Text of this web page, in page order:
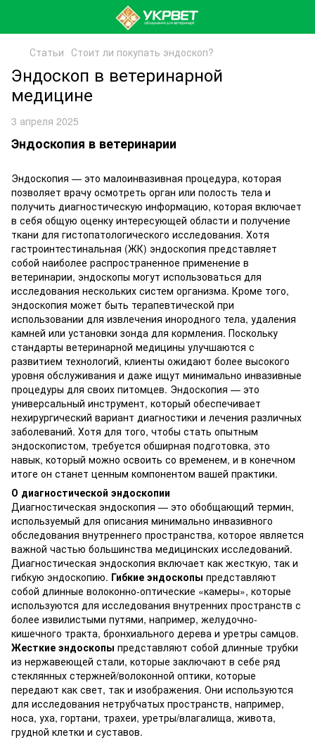
Статьи Стоит ли покупать эндоскоп?
Эндоскоп в ветеринарной
медицине
3 апреля 2025
Эндоскопия в ветеринарии
Эндоскопия — это малоинвазивная процедура, которая
позволяет врачу осмотреть орган или полость тела и
получить диагностическую информацию, которая включает
в себя общую оценку интересующей области и получение
ткани для гистопатологического исследования. Хотя
гастроинтестинальная (ЖК) эндоскопия представляет
собой наиболее распространенное применение в
ветеринарии, эндоскопы могут использоваться для
исследования нескольких систем организма. Кроме того,
эндоскопия может быть терапевтической при
использовании для извлечения инородного тела, удаления
камней или установки зонда для кормления. Поскольку
стандарты ветеринарной медицины улучшаются с
развитием технологий, клиенты ожидают более высокого
уровня обслуживания и даже ищут минимально инвазивные
процедуры для своих питомцев. Эндоскопия — это
универсальный инструмент, который обеспечивает
нехирургический вариант диагностики и лечения различных
заболеваний. Хотя для того, чтобы стать опытным
эндоскопистом, требуется обширная подготовка, это
навык, который можно освоить со временем, и в конечном
итоге он станет ценным компонентом вашей практики.
О диагностической эндоскопии
Диагностическая эндоскопия — это обобщающий термин,
используемый для описания минимально инвазивного
обследования внутреннего пространства, которое является
важной частью большинства медицинских исследований.
Диагностическая эндоскопия включает как жесткую, так и
гибкую эндоскопию. Гибкие эндоскопы представляют
собой длинные волоконно-оптические «камеры», которые
используются для исследования внутренних пространств с
более извилистыми путями, например, желудочно-
кишечного тракта, бронхиального дерева и уретры самцов.
Жесткие эндоскопы представляют собой длинные трубки
из нержавеющей стали, которые заключают в себе ряд
стеклянных стержней/волоконной оптики, которые
передают как свет, так и изображения. Они используются
для исследования нетрубчатых пространств, например,
носа, уха, гортани, трахеи, уретры/влагалища, живота,
грудной клетки и суставов.